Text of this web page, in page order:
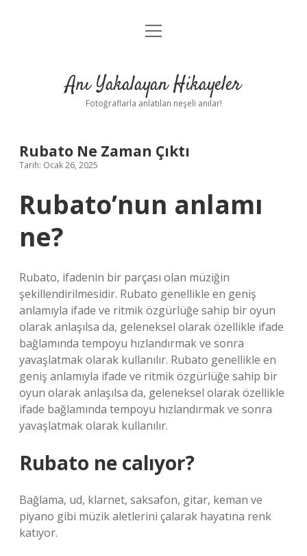
Anasayfa
Yasal Uyarı
menüyü
Anı Yakalayan Hikayeler
Fotoğraflarla anlatılan neşeli anılar!
Rubato Ne Zaman Çıktı
Tarih: Ocak 26, 2025
Rubato’nun anlamı
ne?
Rubato, ifadenin bir parçası olan müziğin
şekillendirilmesidir. Rubato genellikle en geniş
anlamıyla ifade ve ritmik özgürlüğe sahip bir oyun
olarak anlaşılsa da, geleneksel olarak özellikle ifade
bağlamında tempoyu hızlandırmak ve sonra
yavaşlatmak olarak kullanılır. Rubato genellikle en
geniş anlamıyla ifade ve ritmik özgürlüğe sahip bir
oyun olarak anlaşılsa da, geleneksel olarak özellikle
ifade bağlamında tempoyu hızlandırmak ve sonra
yavaşlatmak olarak kullanılır.
Rubato ne calıyor?
Bağlama, ud, klarnet, saksafon, gitar, keman ve
piyano gibi müzik aletlerini çalarak hayatına renk
katıyor.